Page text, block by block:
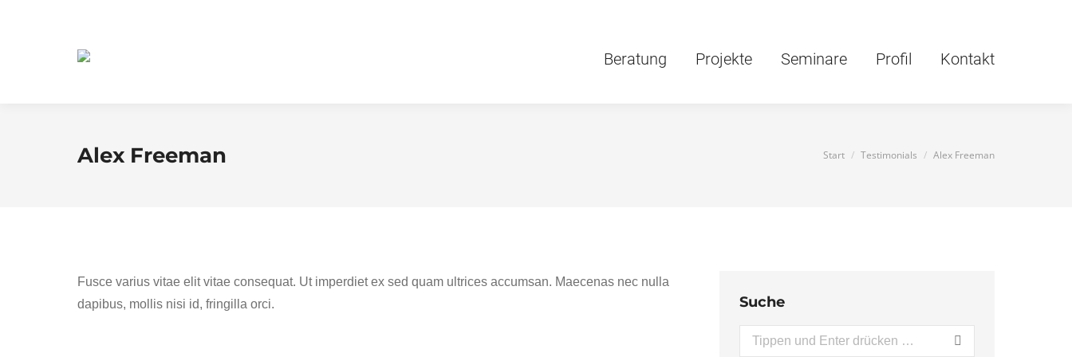
Beratung Projekte Seminare Profil Kontakt
Alex Freeman Sie befinden sich hier:
Start Testimonials Alex Freeman
Fusce varius vitae elit vitae consequat. Ut imperdiet ex sed quam ultrices accumsan. Maecenas nec nulla
dapibus, mollis nisi id, fringilla orci.
Suche
Search: